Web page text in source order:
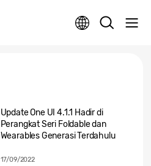
Update One UI 4.1.1 Hadir di
Perangkat Seri Foldable dan
Wearables Generasi Terdahulu
17/09/2022